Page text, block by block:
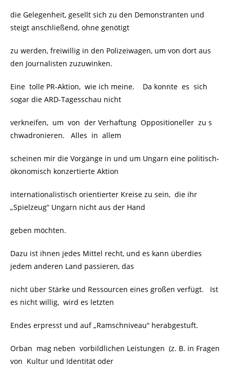
die Gelegenheit, gesellt sich zu den Demonstranten und
steigt anschließend, ohne genötigt
zu werden, freiwillig in den Polizeiwagen, um von dort aus
den Journalisten zuzuwinken.
Eine tolle PR-Aktion, wie ich meine. Da konnte es sich
sogar die ARD-Tagesschau nicht
verkneifen, um von der Verhaftung Oppositioneller zu s
chwadronieren. Alles in allem
scheinen mir die Vorgänge in und um Ungarn eine politisch-
ökonomisch konzertierte Aktion
internationalistisch orientierter Kreise zu sein, die ihr
„Spielzeug“ Ungarn nicht aus der Hand
geben möchten.
Dazu ist ihnen jedes Mittel recht, und es kann überdies
jedem anderen Land passieren, das
nicht über Stärke und Ressourcen eines großen verfügt. Ist
es nicht willig, wird es letzten
Endes erpresst und auf „Ramschniveau“ herabgestuft.
Orban mag neben vorbildlichen Leistungen (z. B. in Fragen
von Kultur und Identität oder